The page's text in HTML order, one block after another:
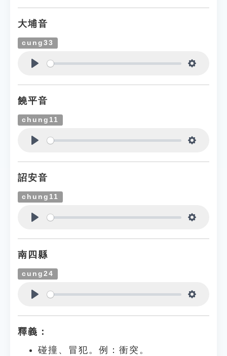
大埔音
cung33
饒平音
chung11
詔安音
chung11
南四縣
cung24
釋義：
碰撞、冒犯。例：衝突。